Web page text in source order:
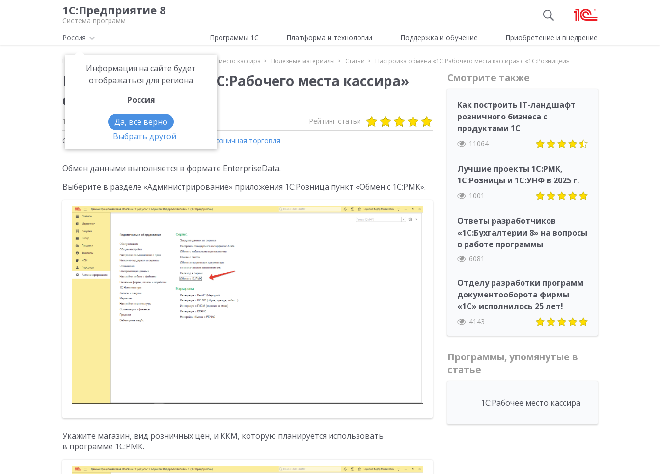
1С:Предприятие 8
Система программ
Россия
Информация на сайте будет
отображаться для региона
Россия
Да, все верно
Выбрать другой
Программы 1С Платформа и технологии Поддержка и обучение Приобретение и внедрение
Главная 1С:Рабочее место кассира Полезные материалы Статьи Настройка обмена «1С:Рабочего места кассира» с «1С:Розницей»
Настройка обмена «1С:Рабочего места кассира»
с «1С:Розницей»
19 февраля 2021 15628 Рейтинг статьи
Статьи на тему:1С:Рабочее место кассира Розничная торговля
Обмен данными выполняется в формате EnterpriseData.
Выберите в разделе «Администрирование» приложения 1С:Розница пункт «Обмен с 1С:РМК».
Укажите магазин, вид розничных цен, и ККМ, которую планируется использовать
в программе 1С:РМК.
Смотрите также
Как построить IT-ландшафт
розничного бизнеса с
продуктами 1С
11064
Лучшие проекты 1С:РМК,
1С:Розницы и 1С:УНФ в 2025 г.
1001
Ответы разработчиков
«1С:Бухгалтерии 8» на вопросы
о работе программы
6081
Отделу разработки программ
документооборота фирмы
«1С» исполнилось 25 лет!
4143
Программы, упомянутые в
статье
1С:Рабочее место кассира